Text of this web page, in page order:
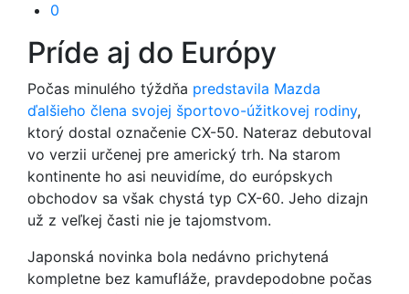
0
Príde aj do Európy
Počas minulého týždňa predstavila Mazda
ďalšieho člena svojej športovo-úžitkovej rodiny,
ktorý dostal označenie CX-50. Nateraz debutoval
vo verzii určenej pre americký trh. Na starom
kontinente ho asi neuvidíme, do európskych
obchodov sa však chystá typ CX-60. Jeho dizajn
už z veľkej časti nie je tajomstvom.
Japonská novinka bola nedávno prichytená
kompletne bez kamufláže, pravdepodobne počas